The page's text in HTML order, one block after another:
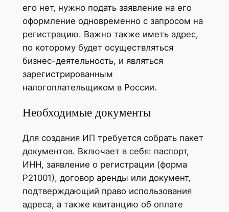
его нет, нужно подать заявление на его
оформление одновременно с запросом на
регистрацию. Важно также иметь адрес,
по которому будет осуществляться
бизнес-деятельность, и являться
зарегистрированным
налогоплательщиком в России.
Необходимые документы
Для создания ИП требуется собрать пакет
документов. Включает в себя: паспорт,
ИНН, заявление о регистрации (форма
Р21001), договор аренды или документ,
подтверждающий право использования
адреса, а также квитанцию об оплате